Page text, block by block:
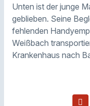
Unten ist der junge
geblieben. Seine
fehlenden
Weißbach
Krankenhaus nach